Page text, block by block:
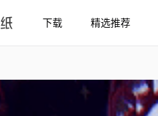
下载 精选推荐